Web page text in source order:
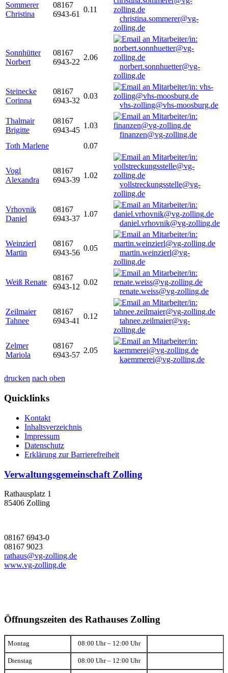
Sommerer
Christina
08167
6943-61
0.11
christina.sommerer@vg-
zolling.de
Sonnhütter
Norbert
08167
6943-22
2.06
norbert.sonnhuetter@vg-
zolling.de
Steinecke
Corinna
08167
6943-32
0.03
vhs-zolling@vhs-moosburg.de
Thalmair
Brigitte
08167
6943-45
1.03
finanzen@vg-zolling.de
Toth Marlene
0.07
Vogl
Alexandra
08167
6943-39
1.02
vollstreckungsstelle@vg-
zolling.de
Vrhovnik
Daniel
08167
6943-37
1.07
daniel.vrhovnik@vg-zolling.de
Weinzierl
Martin
08167
6943-56
0.05
martin.weinzierl@vg-
zolling.de
Weiß Renate
08167
6943-12
0.02
renate.weiss@vg-zolling.de
Zeilmaier
Tahnee
08167
6943-41
0.12
tahnee.zeilmaier@vg-
zolling.de
Zelmer
Mariola
08167
6943-57
2.05
kaemmerei@vg-zolling.de
drucken nach oben
Quicklinks
Kontakt
Inhaltsverzeichnis
Impressum
Datenschutz
Erklärung zur Barrierefreiheit
Verwaltungsgemeinschaft Zolling
Rathausplatz 1
85406 Zolling
08167 6943-0
08167 9023
rathaus@vg-zolling.de
www.vg-zolling.de
Öffnungszeiten des Rathauses Zolling
Montag 08:00 Uhr – 12:00 Uhr
Dienstag 08:00 Uhr – 12:00 Uhr